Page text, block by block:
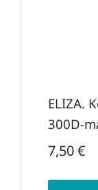
ELIZA.
300D-
7,50€